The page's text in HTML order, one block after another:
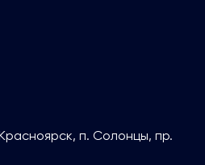
п. Солонцы, пр.